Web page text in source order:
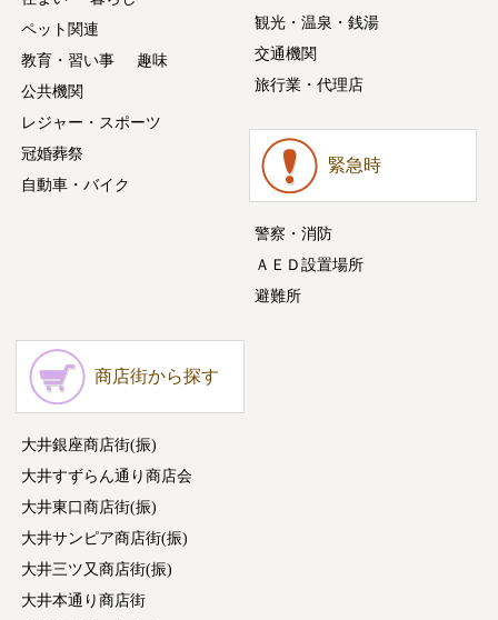
ペット関連
教育・習い事
趣味
公共機関
レジャー・スポーツ
冠婚葬祭
自動車・バイク
観光・温泉・銭湯
交通機関
旅行業・代理店
緊急時
警察・消防
ＡＥＤ設置場所
避難所
商店街から探す
大井銀座商店街(振)
大井すずらん通り商店会
大井東口商店街(振)
大井サンピア商店街(振)
大井三ツ又商店街(振)
大井本通り商店街